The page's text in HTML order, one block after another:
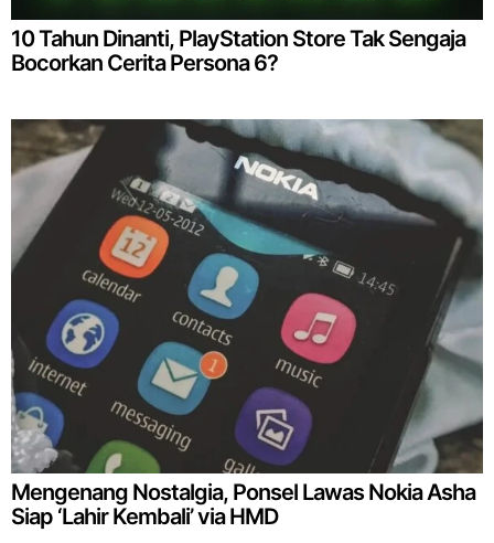
10 Tahun Dinanti, PlayStation Store Tak Sengaja
Bocorkan Cerita Persona 6?
Mengenang Nostalgia, Ponsel Lawas Nokia Asha
Siap ‘Lahir Kembali’ via HMD